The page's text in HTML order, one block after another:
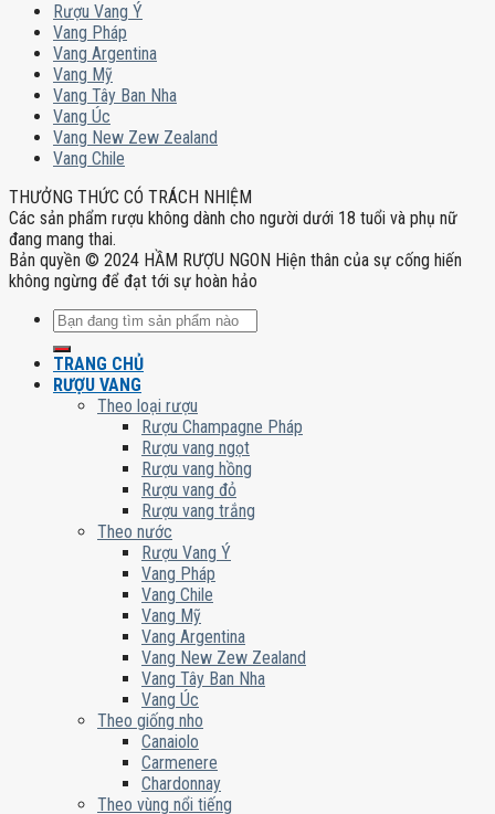
Rượu Vang Ý
Vang Pháp
Vang Argentina
Vang Mỹ
Vang Tây Ban Nha
Vang Úc
Vang New Zew Zealand
Vang Chile
THƯỞNG THỨC CÓ TRÁCH NHIỆM
Các sản phẩm rượu không dành cho người dưới 18 tuổi và phụ nữ
đang mang thai.
Bản quyền © 2024 HẦM RƯỢU NGON Hiện thân của sự cống hiến
không ngừng để đạt tới sự hoàn hảo
Tìm
kiếm:
TRANG CHỦ
RƯỢU VANG
Theo loại rượu
Rượu Champagne Pháp
Rượu vang ngọt
Rượu vang hồng
Rượu vang đỏ
Rượu vang trắng
Theo nước
Rượu Vang Ý
Vang Pháp
Vang Chile
Vang Mỹ
Vang Argentina
Vang New Zew Zealand
Vang Tây Ban Nha
Vang Úc
Theo giống nho
Canaiolo
Carmenere
Chardonnay
Theo vùng nổi tiếng